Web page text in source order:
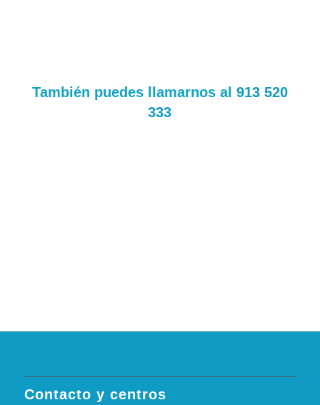
También puedes llamarnos al 913 520
333
Contacto y centros